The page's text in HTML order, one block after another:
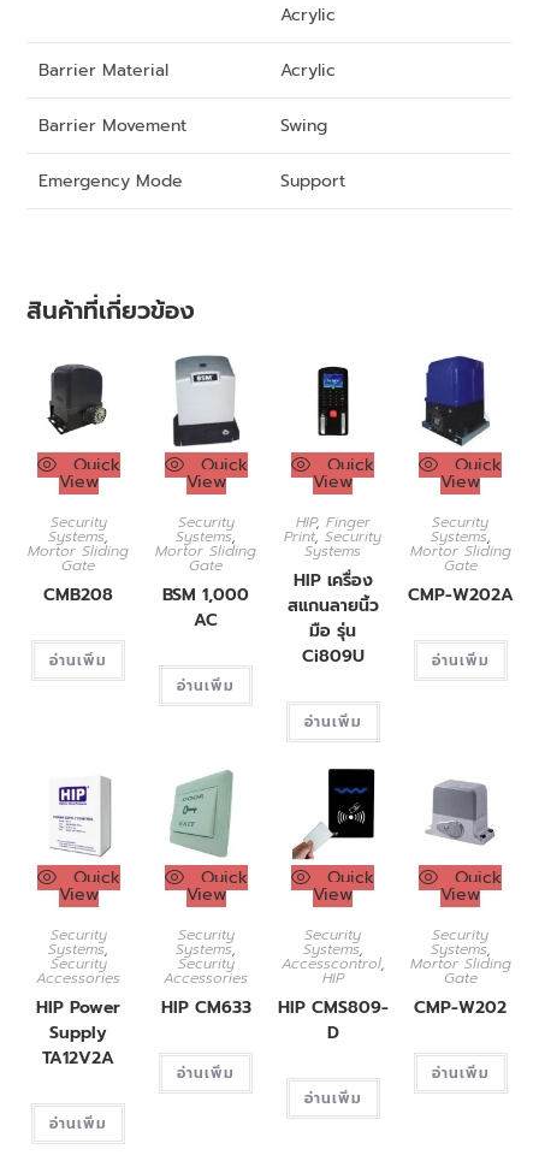
Acrylic
Barrier Material Acrylic
Barrier Movement Swing
Emergency Mode Support
สินค้าที่เกี่ยวข้อง
Quick
View
Security
Systems,
Mortor Sliding
Gate
CMB208
อ่านเพิ่ม
Quick
View
Security
Systems,
Mortor Sliding
Gate
BSM 1,000
AC
อ่านเพิ่ม
Quick
View
HIP, Finger
Print,Security
Systems
HIP เครื่อง
สแกนลายนิ้ว
มือ รุ่น
Ci809U
อ่านเพิ่ม
Quick
View
Security
Systems,
Mortor Sliding
Gate
CMP-W202A
อ่านเพิ่ม
Quick
View
Security
Systems,
Security
Accessories
HIP Power
Supply
TA12V2A
อ่านเพิ่ม
Quick
View
Security
Systems,
Security
Accessories
HIP CM633
อ่านเพิ่ม
Quick
View
Security
Systems,
Accesscontrol,
HIP
HIP CMS809-
D
อ่านเพิ่ม
Quick
View
Security
Systems,
Mortor Sliding
Gate
CMP-W202
อ่านเพิ่ม